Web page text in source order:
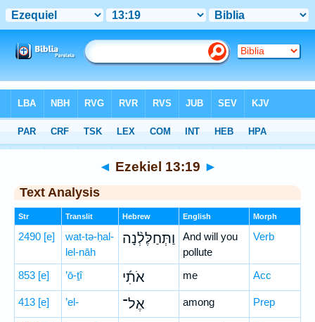
Hebrew> Ezekiel 13:19
◄ Ezekiel 13:19 ►
Text Analysis
Str Translit Hebrew English Morph
2490 [e]
wat-tə-ḥal-
lel-nāh
וַתְּחַלֶּלְ֨נָה
And will you
pollute
Verb
853 [e] ’ō-ṯî אֹתִ֜י me Acc
413 [e] ’el- אֶל־ among Prep